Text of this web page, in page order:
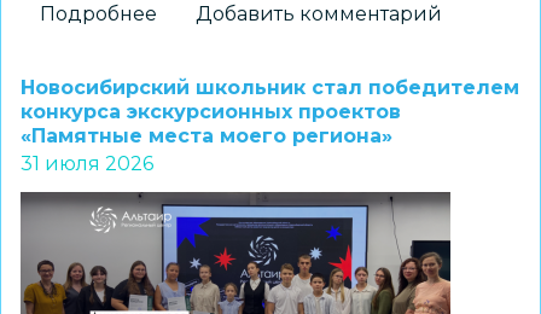
Подробнее
школьники
стали
призерами
конкурса
«Без
срока
давности.
Добавить комментарий
Новосибирский школьник стал победителем
конкурса экскурсионных проектов
«Памятные места моего региона»
31 июля 2026